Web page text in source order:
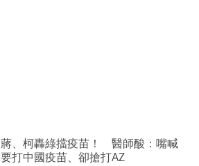
蔣、柯轟綠擋疫苗！ 醫師酸：嘴喊
要打中國疫苗、卻搶打AZ